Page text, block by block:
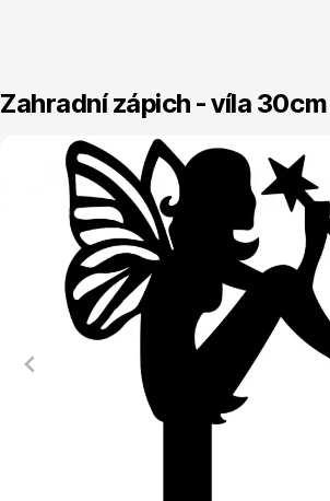
Jehličnany
Vřesovištní rostliny
Zahradní zápich - víla 30cm